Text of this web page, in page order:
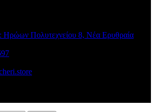
Ηρώων Πολυτεχνείου 8, Νέα Ερυθραία